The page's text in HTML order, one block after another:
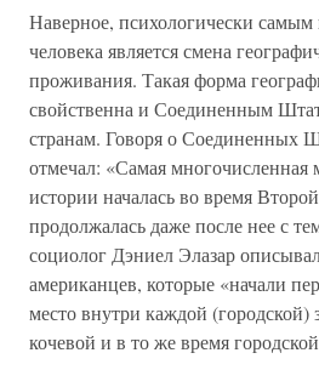
Наверное, психологически
человека является смена
проживания. Такая форма
свойственна и Соединенным
странам. Говоря о Соединенных
отмечал: «Самая многочисленная
истории началась во время
продолжалась даже после нее с
социолог Дэниел Элазар
американцев, которые «начали
место внутри каждой
кочевой и в то же время